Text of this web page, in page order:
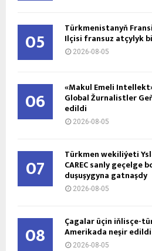
05 Türkmenistanyň
Ilçisi fransuz atçylyk
2026-08-05
06 «Makul Emeli
Global Žurnalistler
edildi
2026-08-05
07 Türkmen wekiliýeti
CAREC sanly geçelge
duşuşygyna gatnaşdy
2026-08-05
08 Çagalar üçin iňlisçe-
Amerikada neşir edildi
2026-08-05